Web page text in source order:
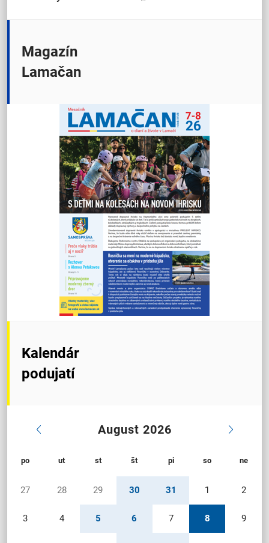
Magazín
Lamačan
Kalendár
podujatí
August 2026
po ut st št pi so ne
27 28 29 30 31 1 2
3 4 5 6 7 8 9